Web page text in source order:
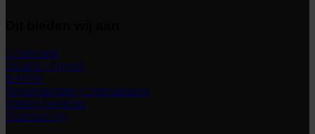
Financieel
Salaris | Payroll
E-HRM
Implementatie | Optimalisatie
Interim Services
Outsourcing